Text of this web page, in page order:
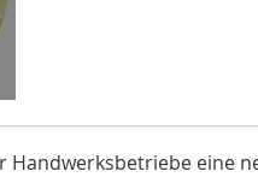
Handwerksbetriebe eine